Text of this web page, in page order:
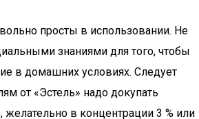
просты в использовании. Не
знаниями для того, чтобы
в домашних условиях. Следует
от «Эстель» надо докупать
желательно в концентрации 3 % или